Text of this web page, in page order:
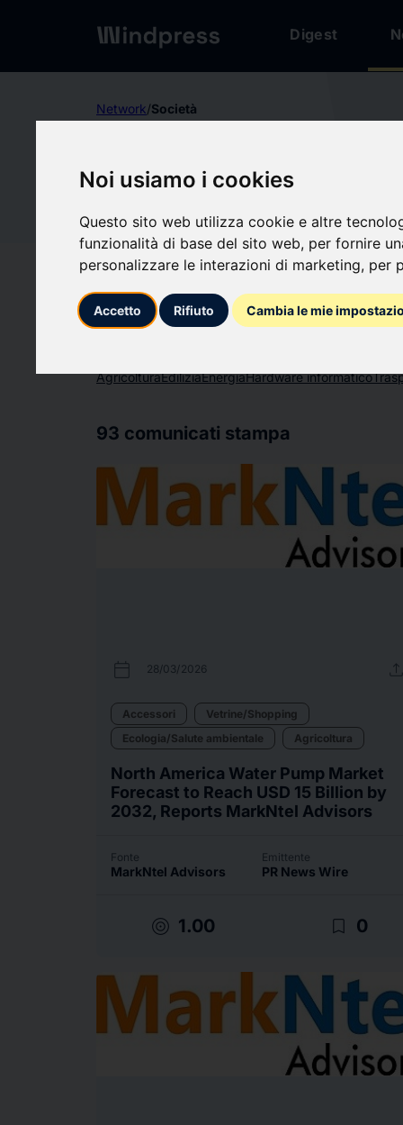
Noi usiamo i cookies
Questo sito web utilizza cookie e altre
funzionalità di base del sito web, per fornire
personalizzare le interazioni di marketing, per
Accetto Rifiuto Cambia le mie
Digest
Network/Società
Ma
Segui
Di cosa scriviamo
AgricolturaEdiliziaEnergiaHardware informatico
93 comunicati stampa
calendar_today 28/03/2026
Accessori
Vetrine/Shopping
Ecologia/Salute ambientale
Agricoltura
North America Water Pump Market
Forecast to Reach USD 15 Billion by
2032, Reports MarkNtel Advisors
Fonte
MarkNtel Advisors
Emittente
PR News Wire
target 1.00 bookmark_border 0